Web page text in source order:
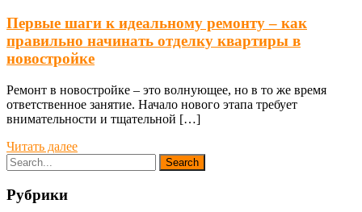
Первые шаги к идеальному ремонту – как
правильно начинать отделку квартиры в
новостройке
Ремонт в новостройке – это волнующее, но в то же время
ответственное занятие. Начало нового этапа требует
внимательности и тщательной […]
Читать далее
Рубрики